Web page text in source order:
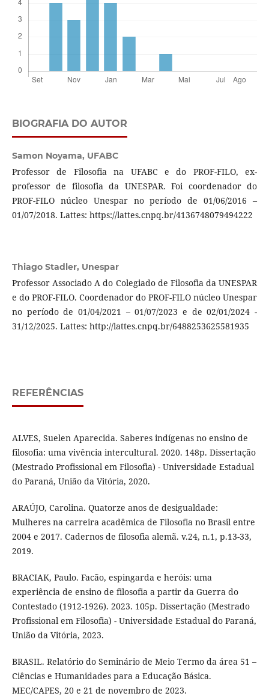
BIOGRAFIA DO AUTOR
Samon Noyama, UFABC
Professor de Filosofia na UFABC e do PROF-FILO, ex-
professor de filosofia da UNESPAR. Foi coordenador do
PROF-FILO núcleo Unespar no período de 01/06/2016 –
01/07/2018. Lattes: https://lattes.cnpq.br/4136748079494222
Thiago Stadler, Unespar
Professor Associado A do Colegiado de Filosofia da UNESPAR
e do PROF-FILO. Coordenador do PROF-FILO núcleo Unespar
no período de 01/04/2021 – 01/07/2023 e de 02/01/2024 -
31/12/2025. Lattes: http://lattes.cnpq.br/6488253625581935
REFERÊNCIAS
ALVES, Suelen Aparecida. Saberes indígenas no ensino de
filosofia: uma vivência intercultural. 2020. 148p. Dissertação
(Mestrado Profissional em Filosofia) - Universidade Estadual
do Paraná, União da Vitória, 2020.
ARAÚJO, Carolina. Quatorze anos de desigualdade:
Mulheres na carreira acadêmica de Filosofia no Brasil entre
2004 e 2017. Cadernos de filosofia alemã. v.24, n.1, p.13-33,
2019.
BRACIAK, Paulo. Facão, espingarda e heróis: uma
experiência de ensino de filosofia a partir da Guerra do
Contestado (1912-1926). 2023. 105p. Dissertação (Mestrado
Profissional em Filosofia) - Universidade Estadual do Paraná,
União da Vitória, 2023.
BRASIL. Relatório do Seminário de Meio Termo da área 51 –
Ciências e Humanidades para a Educação Básica.
MEC/CAPES, 20 e 21 de novembro de 2023.